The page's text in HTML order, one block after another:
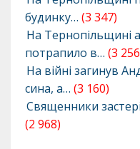
будинку… (3 347)
На Тернопільщині
потрапило в… (3
На війні загинув
сина, а… (3 160)
Священники
(2 968)